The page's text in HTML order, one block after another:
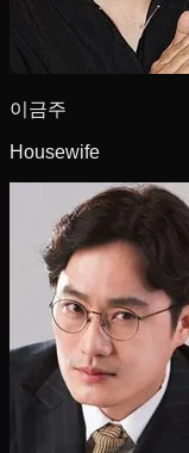
이금주
Housewife